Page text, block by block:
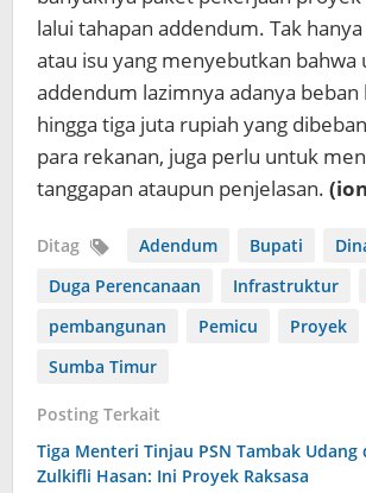
lalui tahapan addendum. Tak
atau isu yang menyebutkan bahwa
addendum lazimnya adanya beban
hingga tiga juta rupiah yang
para rekanan, juga perlu untuk
tanggapan ataupun penjelasan.
Ditag Adendum Bupati
Duga Perencanaan
Infrastruktur
pembangunan
Pemicu
Proyek
Sumba Timur
Posting Terkait
Tiga Menteri Tinjau PSN Tambak Udang
Zulkifli Hasan: Ini Proyek Raksasa